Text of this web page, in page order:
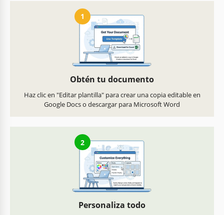
1
Obtén tu documento
Haz clic en "Editar plantilla" para crear una copia editable en
Google Docs o descargar para Microsoft Word
2
Personaliza todo